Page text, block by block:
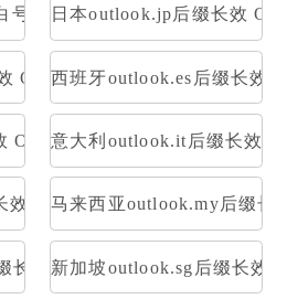
号空号方舟
日本outlook.jp后缀长效
OAuth2令牌号 支持imap pop
西班牙outlook.es后缀长效
OAuth2令牌号 支持imap pop
意大利outlook.it后缀长效
OAuth2令牌号 支持imap pop
马来西亚outlook.my后缀长
长效 OAuth2令牌号 支持imap
新加坡outlook.sg后缀长效